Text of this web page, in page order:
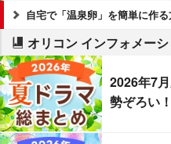
自宅で「温泉卵」を簡単に作
オリコン インフォメー
2026年7
勢ぞろい！